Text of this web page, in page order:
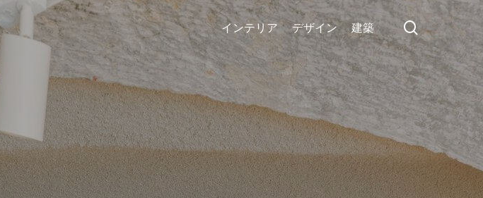
インテリア デザイン 建築 search